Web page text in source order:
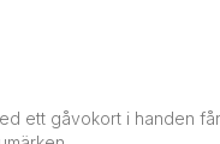
ett gåvokort i handen